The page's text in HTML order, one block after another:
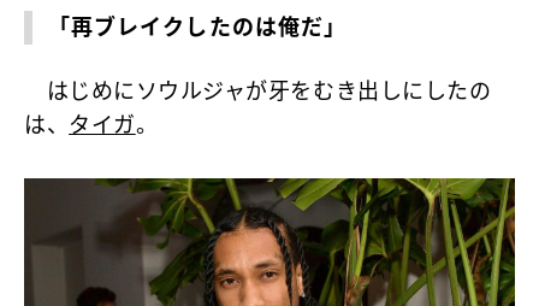
「再ブレイクしたのは俺だ」
はじめにソウルジャが牙をむき出しにしたの
は、 タイガ。